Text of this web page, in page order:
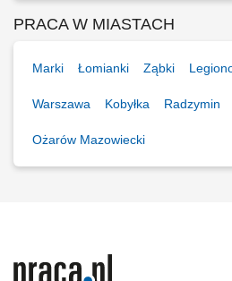
PRACA W MIASTACH
Marki Łomianki Ząbki
Warszawa Kobyłka Radzymin
Ożarów Mazowiecki